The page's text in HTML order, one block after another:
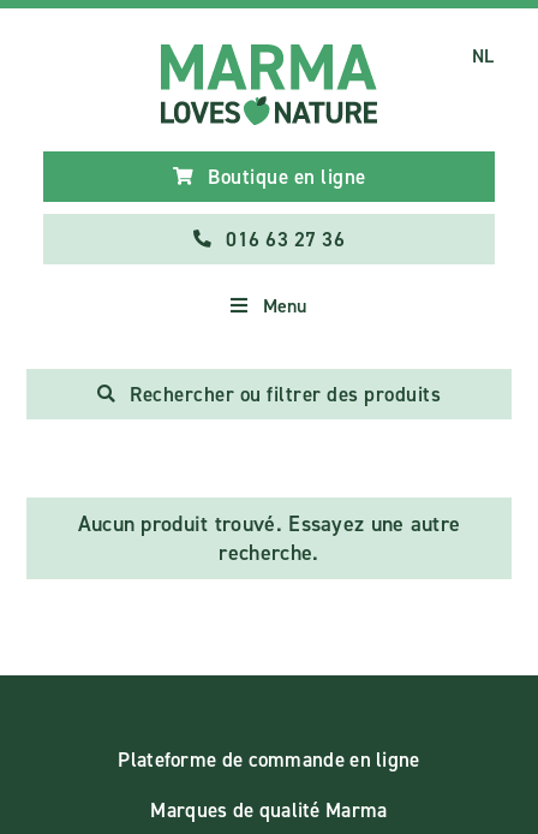
Boutique en ligne
016 63 27 36
Menu
NL
Rechercher ou filtrer des produits
Aucun produit trouvé. Essayez une autre
recherche.
Plateforme de commande en ligne
Marques de qualité Marma